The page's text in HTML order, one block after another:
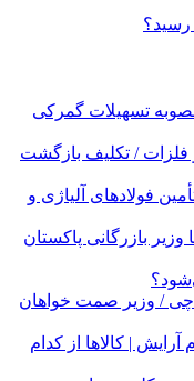
رسید؟
تسهیلات گمرکی
فلزات / تکلیف بازگشت
فولادهای آلیاژی و
بازرگانی پاکستان
/ وزیر صمت خواهان
آرایش | کالاها از کدام